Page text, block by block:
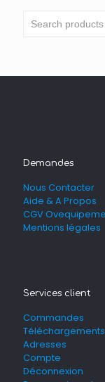
Demandes
Nous Contacter
Aide & A Propos
CGV
Mentions légales
Services client
Commandes
Téléchargements
Adresses
Compte
Déconnexion